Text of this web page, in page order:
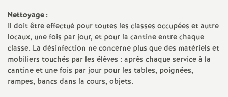
r
s
Nettoyage :
Il doit être effectué pour toutes les classes occupées et autre
locaux, une fois par jour, et pour la cantine entre chaque
classe. La désinfection ne concerne plus que des matériels et
mobiliers touchés par les élèves : après chaque service à la
cantine et une fois par jour pour les tables, poignées,
rampes, bancs dans la cours, objets.